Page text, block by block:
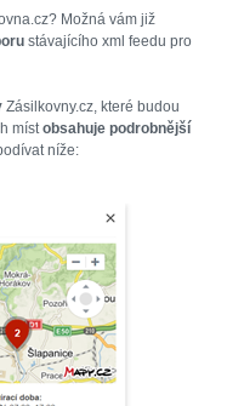
Možná vám již
stávajícího xml feedu pro
Zásilkovny.cz, které budou
místobsahuje podrobnější
níže: